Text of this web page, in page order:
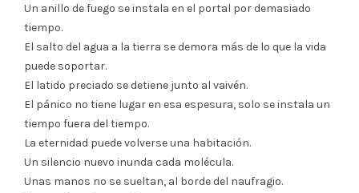
Un anillo de fuego se instala en el portal por demasiado
tiempo.
El salto del agua a la tierra se demora más de lo que la vida
puede soportar.
El latido preciado se detiene junto al vaivén.
El pánico no tiene lugar en esa espesura, solo se instala un
tiempo fuera del tiempo.
La eternidad puede volverse una habitación.
Un silencio nuevo inunda cada molécula.
Unas manos no se sueltan, al borde del naufragio.